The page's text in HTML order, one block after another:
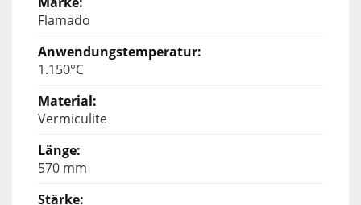
Flamado
1.150°C
Vermiculite
570 mm